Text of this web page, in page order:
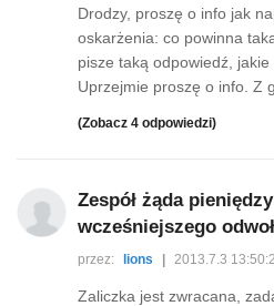
Drodzy, proszę o info jak
oskarżenia: co powinna
pisze taką odpowiedź,
Uprzejmie proszę o info. Z
(Zobacz 4 odpowiedzi)
Zespół żąda
wcześniejszego
przez: lions 2013.7.3
Zaliczka jest zwracana,